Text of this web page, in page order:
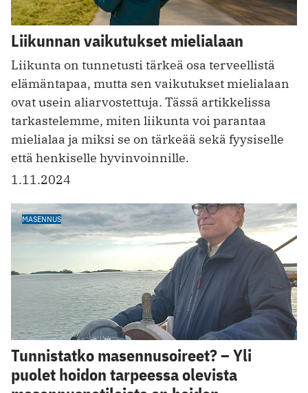
Liikunnan vaikutukset mielialaan
Liikunta on tunnetusti tärkeä osa terveellistä
elämäntapaa, mutta sen vaikutukset mielialaan
ovat usein aliarvostettuja. Tässä artikkelissa
tarkastelemme, miten liikunta voi parantaa
mielialaa ja miksi se on tärkeää sekä fyysiselle
että henkiselle hyvinvoinnille.
1.11.2024
MASENNUS
Tunnistatko masennusoireet? – Yli
puolet hoidon tarpeessa olevista